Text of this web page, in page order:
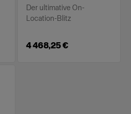
Der ultimative On-
Location-Blitz
4 468,25 €